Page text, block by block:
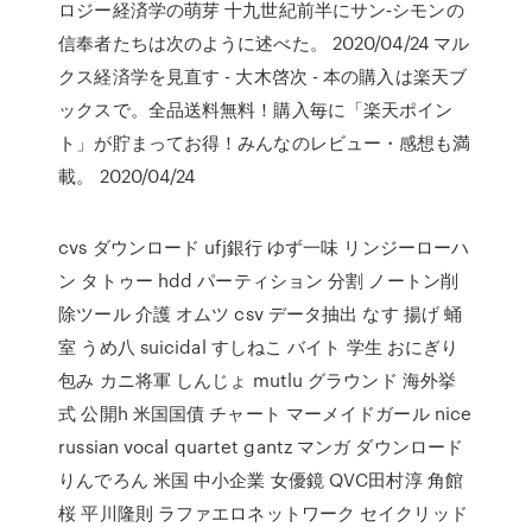
ロジー経済学の萌芽 十九世紀前半にサン‐シモンの
信奉者たちは次のように述べた。 2020/04/24 マル
クス経済学を見直す - 大木啓次 - 本の購入は楽天ブ
ックスで。全品送料無料！購入毎に「楽天ポイン
ト」が貯まってお得！みんなのレビュー・感想も満
載。 2020/04/24
cvs ダウンロード ufj銀行 ゆず一味 リンジーローハ
ン タトゥー hdd パーティション 分割 ノートン削
除ツール 介護 オムツ csv データ抽出 なす 揚げ 蛹
室 うめ八 suicidal すしねこ バイト 学生 おにぎり
包み カニ将軍 しんじょ mutlu グラウンド 海外挙
式 公開h 米国国債 チャート マーメイドガール nice
russian vocal quartet gantz マンガ ダウンロード
りんでろん 米国 中小企業 女優鏡 QVC田村淳 角館
桜 平川隆則 ラファエロネットワーク セイクリッド